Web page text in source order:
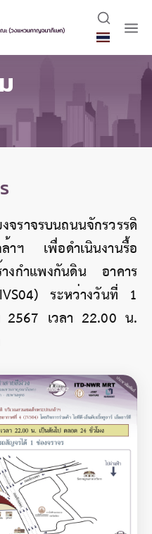
จราจรบนถนนจักรวรรดิ
าฯ เพื่อดำเนินงานรื้อ
างกำแพงกันดิน อาคาร
ระหว่างวันที่ 1
เวลา 22.00 น.